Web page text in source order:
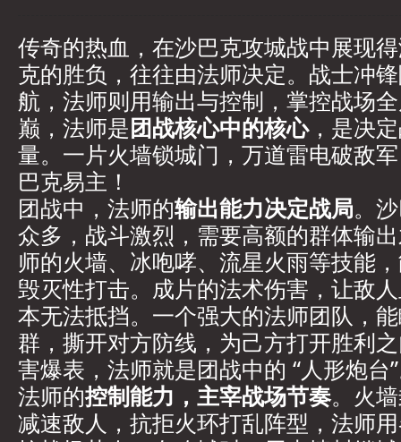
传奇的热血，在沙巴克攻城战中展现
克的胜负，往往由法师决定。战士冲
航，法师则用输出与控制，掌控战场
巅，法师是团战核心中的核心，是决
量。一片火墙锁城门，万道雷电破敌
巴克易主！
团战中，法师的输出能力决定战局。
众多，战斗激烈，需要高额的群体输
师的火墙、冰咆哮、流星火雨等技能
毁灭性打击。成片的法术伤害，让敌
本无法抵挡。一个强大的法师团队，
群，撕开对方防线，为己方打开胜利
害爆表，法师就是团战中的 “人形炮台
法师的控制能力，主宰战场节奏。火
减速敌人，抗拒火环打乱阵型，法师